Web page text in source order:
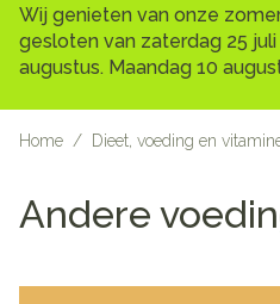
Wij genieten van onze
gesloten van zaterdag 25
augustus. Maandag 10
Home / Dieet, voeding en
Andere